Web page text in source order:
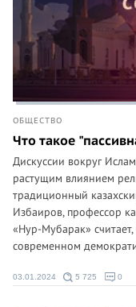
ОБЩЕСТВО
Что такое
Дискуссии вокруг
растущим влиянием
традиционный
Избаиров, профессор
«Нур-Мубарак»
современном
03.01.2024 5 725 0